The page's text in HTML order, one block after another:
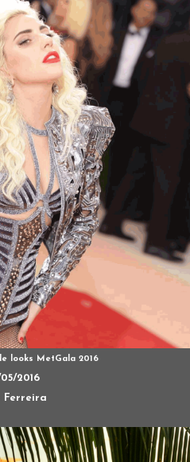
looks MetGala 2016
2016
Ferreira